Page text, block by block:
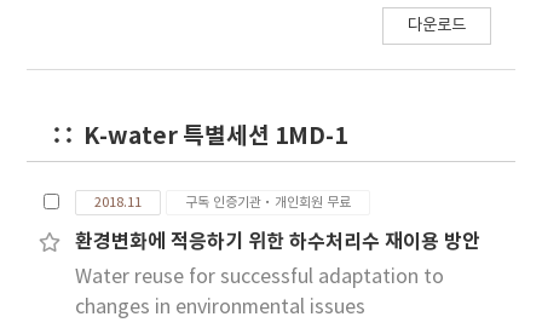
용되고 있으며, 에너지 소모는 3-4 kWh/m3 정도이
다. 이에 K-water에서는 ‘중동지역 맞춤형 저에너
저에너지⋅고효율 해수담수화 운영 기술을 개발하고
있으며, UAE에 구축될 1,000m3/d 규모 플랜트에
적용할 계획이다. 본 기술 적용을 통해 해수담수플랜
트 연간 운영비용 증가율을 5% 이내로 유지하는 것
을 목표로 한다.
다운로드
K-water 특별세션 1MD-1
2018.11 구독 인증기관·개인회원 무료
환경변화에 적응하기 위한 하수처리수 재이용 방안
Water reuse for successful adaptation to
changes in environmental issues